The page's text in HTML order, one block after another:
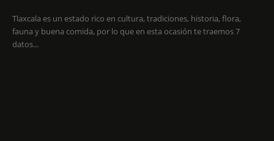
Tlaxcala es un estado rico en cultura, tradiciones, historia, flora,
fauna y buena comida, por lo que en esta ocasión te traemos 7
datos...